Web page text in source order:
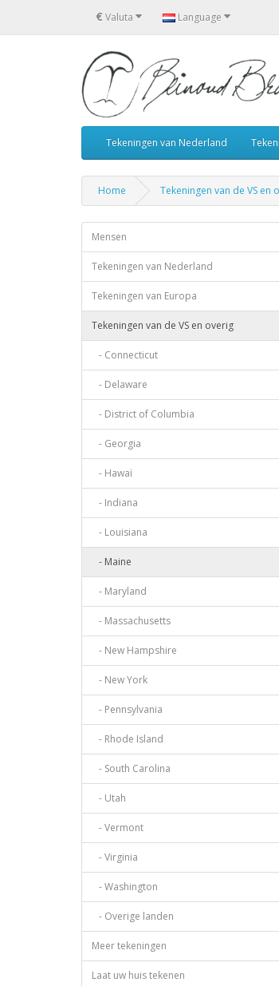
€ Valuta Language
Tekeningen van Nederland
Home Tekeningen van de VS en
Mensen
Tekeningen van Nederland
Tekeningen van Europa
Tekeningen van de VS en overig
- Connecticut
- Delaware
- District of Columbia
- Georgia
- Hawaï
- Indiana
- Louisiana
- Maine
- Maryland
- Massachusetts
- New Hampshire
- New York
- Pennsylvania
- Rhode Island
- South Carolina
- Utah
- Vermont
- Virginia
- Washington
- Overige landen
Meer tekeningen
Laat uw huis tekenen